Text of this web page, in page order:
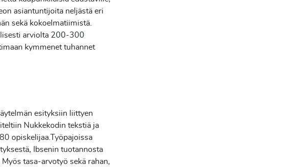
asiantuntijoita neljästä eri
sekä kokoelmatiimistä.
arviolta 200-300
kymmenet tuhannet
esityksiin liittyen
Nukkekodin tekstiä ja
opiskelijaa.Työpajoissa
Ibsenin tuotannosta
tasa-arvotyö sekä rahan,